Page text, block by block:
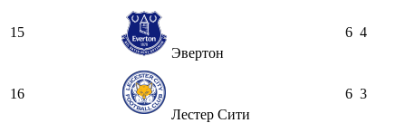
15
Эвертон
6 4
16
Лестер Сити
6 3